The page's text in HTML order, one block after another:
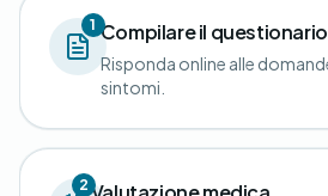
1 Compilare il questionario
Risponda online alle
sintomi.
2